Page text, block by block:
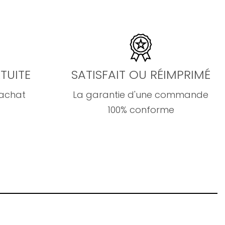
SATISFAIT OU RÉIMPRIMÉ
La garantie d'une commande
100% conforme